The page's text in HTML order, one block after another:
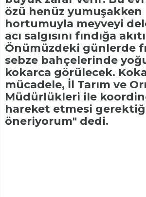
özü henüz yumuşakken
hortumuyla meyveyi
acı salgısını fındığa
Önümüzdeki günlerde
sebze bahçelerinde
kokarca görülecek.
mücadele, İl Tarım ve
Müdürlükleri ile
hareket etmesi
öneriyorum" dedi.